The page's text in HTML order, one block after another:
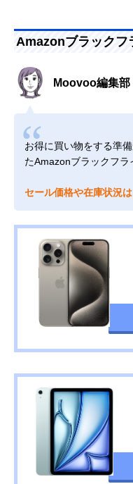
Amazonブラックフ
Moovoo編集部
お得に買い物をする準
たAmazonブラックフラ
セール価格や在庫状況